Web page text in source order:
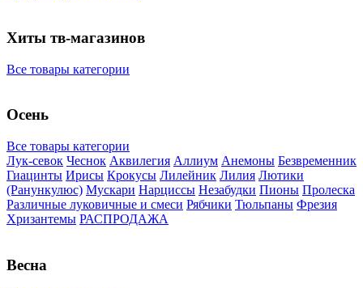
Хиты тв-магазинов
Все товары категории
Осень
Все товары категории
Лук-севок Чеснок Аквилегия Аллиум Анемоны Безвременник
Гиацинты Ирисы Крокусы Лилейник Лилия Лютики
(Ранункулюс) Мускари Нарцисcы Незабудки Пионы Пролеска
Различные луковичные и смеси Рябчики Тюльпаны Фрезия
Хризантемы РАСПРОДАЖА
Весна